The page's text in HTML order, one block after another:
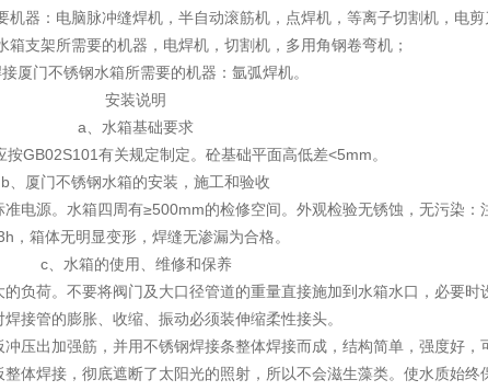
机器：电脑脉冲缝焊机，半自动滚筋机，点焊机，等离子切割机，电剪
箱支架所需要的机器，电焊机，切割机，多用角钢卷弯机；
厦门不锈钢水箱所需要的机器：氩弧焊机。
安装说明
a、水箱基础要求
按GB02S101有关规定制定。砼基础平面高低差<5mm。
b、厦门不锈钢水箱的安装，施工和验收
电源。水箱四周有≥500mm的检修空间。外观检验无锈蚀，无污染：
，箱体无明显变形，焊缝无渗漏为合格。
c、水箱的使用、维修和保养
负荷。不要将阀门及大口径管道的重量直接施加到水箱水口，必要时
接管的膨胀、收缩、振动必须装伸缩柔性接头。
压出加强筋，并用不锈钢焊接条整体焊接而成，结构简单，强度好，
体焊接，彻底遮断了太阳光的照射，所以不会滋生藻类。使水质始终